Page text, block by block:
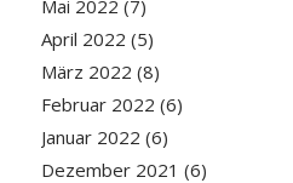
Mai 2022 (7)
April 2022 (5)
März 2022 (8)
Februar 2022 (6)
Januar 2022 (6)
Dezember 2021 (6)